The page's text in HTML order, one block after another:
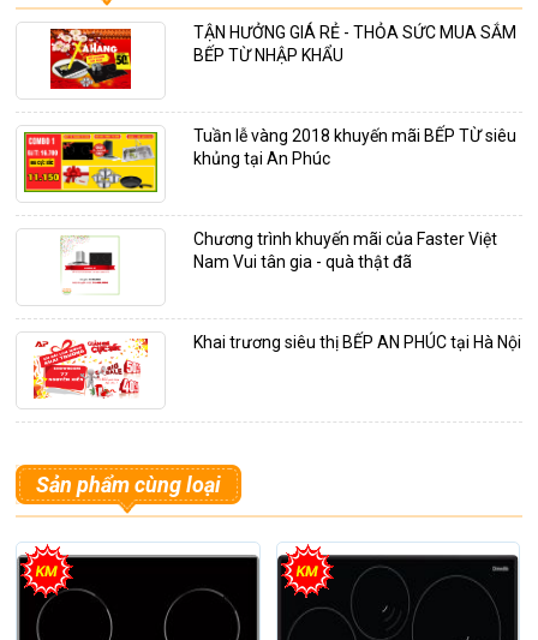
TẬN HƯỞNG GIÁ RẺ - THỎA SỨC MUA SẮM
BẾP TỪ NHẬP KHẨU
Tuần lễ vàng 2018 khuyến mãi BẾP TỪ siêu
khủng tại An Phúc
Chương trình khuyến mãi của Faster Việt
Nam Vui tân gia - quà thật đã
Khai trương siêu thị BẾP AN PHÚC tại Hà Nội
Sản phẩm cùng loại